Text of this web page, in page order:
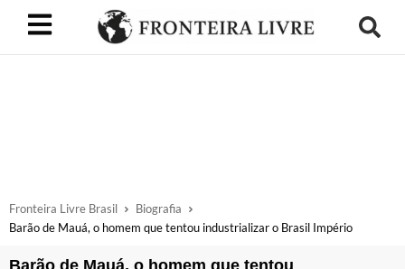
Fronteira Livre Brasil
Biografia
Barão de Mauá, o homem que tentou industrializar o Brasil Império
Barão de Mauá, o homem que tentou